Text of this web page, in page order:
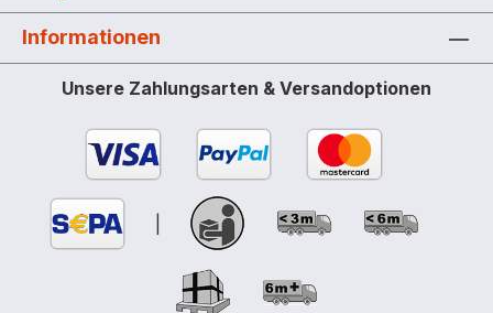
Informationen
Unsere Zahlungsarten & Versandoptionen